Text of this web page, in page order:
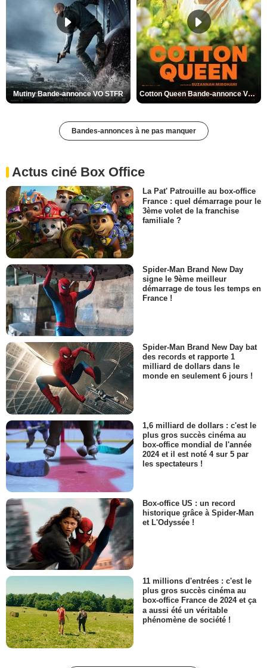
Mutiny Bande-annonce VO STFR Cotton Queen Bande-annonce VO STFR
Bandes-annonces à ne pas manquer
Actus ciné Box Office
La Pat' Patrouille au box-office
France : quel démarrage pour le
3ème volet de la franchise
familiale ?
Spider-Man Brand New Day
signe le 9ème meilleur
démarrage de tous les temps en
France !
Spider-Man Brand New Day bat
des records et rapporte 1
milliard de dollars dans le
monde en seulement 6 jours !
1,6 milliard de dollars : c'est le
plus gros succès cinéma au
box-office mondial de l'année
2024 et il est noté 4 sur 5 par
les spectateurs !
Box-office US : un record
historique grâce à Spider-Man
et L'Odyssée !
11 millions d'entrées : c'est le
plus gros succès cinéma au
box-office France de 2024 et ça
a aussi été un véritable
phénomène de société !